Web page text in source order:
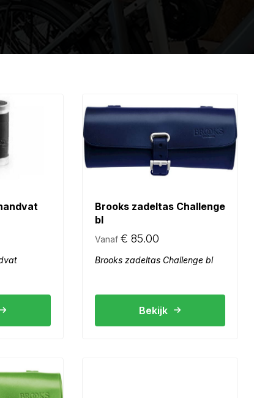
Brooks zadeltas Challenge
bl
Vanaf € 85.00
Brooks zadeltas Challenge bl
Bekijk